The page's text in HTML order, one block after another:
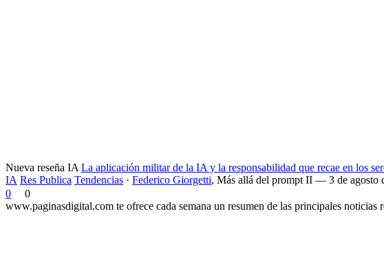
Nueva reseña IA La aplicación militar de la IA y la responsabilidad que recae en los
IA Res Publica Tendencias · Federico Giorgetti, Más allá del prompt II — 3 de agosto
0
0
www.paginasdigital.com te ofrece cada semana un resumen de las principales noticias